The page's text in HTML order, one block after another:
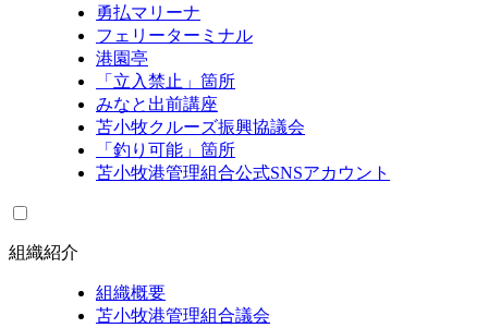
勇払マリーナ
フェリーターミナル
港園亭
「立入禁止」箇所
みなと出前講座
苫小牧クルーズ振興協議会
「釣り可能」箇所
苫小牧港管理組合公式SNSアカウント
組織紹介
組織概要
苫小牧港管理組合議会